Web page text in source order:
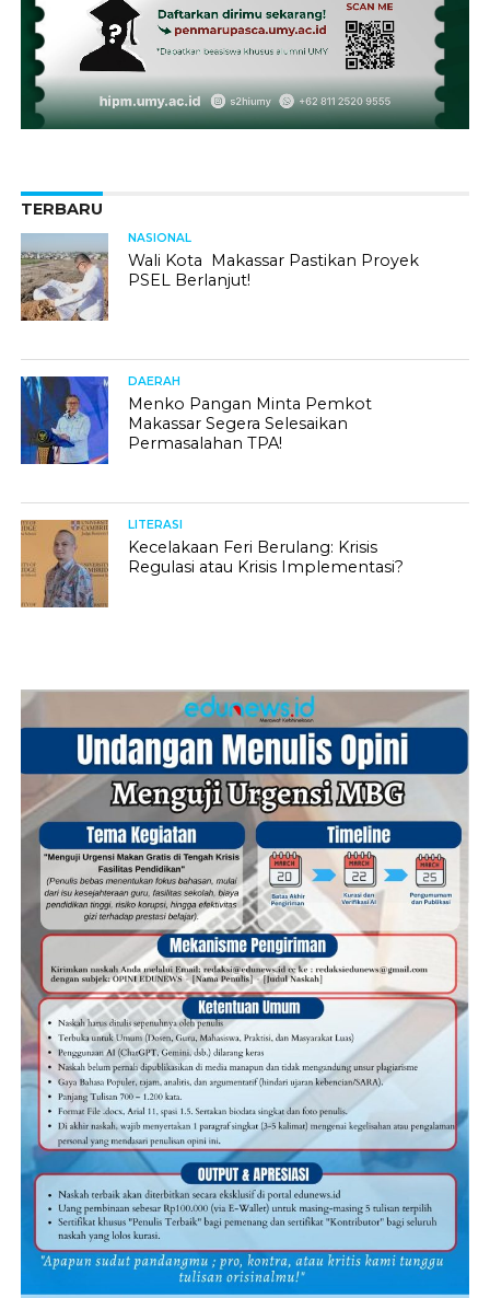
TERBARU
NASIONAL
Wali Kota Makassar Pastikan Proyek
PSEL Berlanjut!
DAERAH
Menko Pangan Minta Pemkot
Makassar Segera Selesaikan
Permasalahan TPA!
LITERASI
Kecelakaan Feri Berulang: Krisis
Regulasi atau Krisis Implementasi?